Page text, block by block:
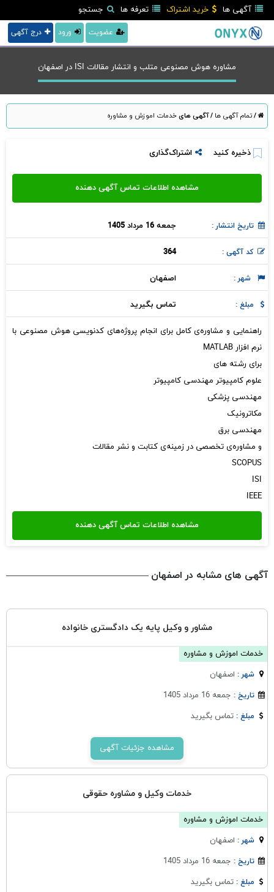
آگهی ها خرید اشتراک تعرفه ها جستجو
درج آگهی ورود عضویت
مشاوره هوش مصنوعی متلب و انتشار مقالات ISI در اصفهان
/تمام آگهی ها /آگهی هایخدمات اموزش و مشاوره
ذخیره کنید اشتراک‌گذاری
تاریخ انتشار : جمعه 16 مرداد 1405
کد آگهی : 364
شهر : اصفهان
مبلغ : تماس بگیرید
راهنمایی و مشاوره‌ی کامل برای انجام پروژه‌های کدنویسی هوش مصنوعی با
نرم افزار MATLAB
برای رشته های
علوم کامپیوتر مهندسی کامپیوتر
مهندسی پزشکی
مکاترونیک
مهندسی برق
و مشاوره‌ی تخصصی در زمینه‌ی کتابت و نشر مقالات
SCOPUS
ISI
IEEE
آگهی های مشابه در اصفهان
مشاور و وکیل پایه یک دادگستری خانواده
خدمات اموزش و مشاوره
شهر : اصفهان
تاریخ : جمعه 16 مرداد 1405
مبلغ :تماس بگیرید
مشاهده جزئیات آگهی
خدمات وکیل و مشاوره حقوقی
خدمات اموزش و مشاوره
شهر : اصفهان
تاریخ : جمعه 16 مرداد 1405
مبلغ :تماس بگیرید